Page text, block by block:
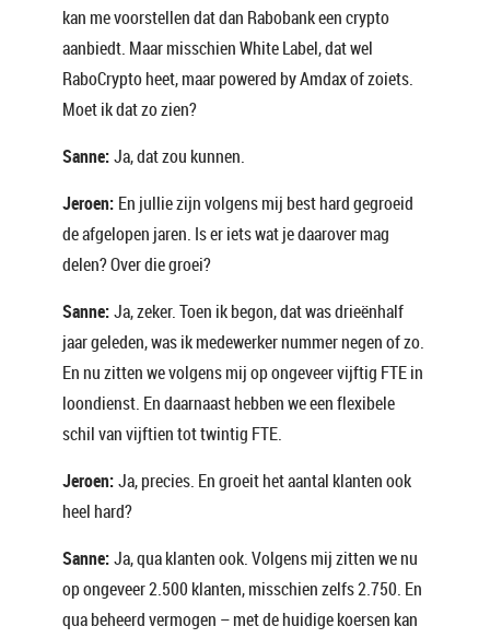
kan me voorstellen dat dan Rabobank een crypto
aanbiedt. Maar misschien White Label, dat wel
RaboCrypto heet, maar powered by Amdax of zoiets.
Moet ik dat zo zien?
Sanne:Ja, dat zou kunnen.
Jeroen: En jullie zijn volgens mij best hard gegroeid
de afgelopen jaren. Is er iets wat je daarover mag
delen? Over die groei?
Sanne:Ja, zeker. Toen ik begon, dat was drieënhalf
jaar geleden, was ik medewerker nummer negen of zo.
En nu zitten we volgens mij op ongeveer vijftig FTE in
loondienst. En daarnaast hebben we een flexibele
schil van vijftien tot twintig FTE.
Jeroen:Ja, precies. En groeit het aantal klanten ook
heel hard?
Sanne:Ja, qua klanten ook. Volgens mij zitten we nu
op ongeveer 2.500 klanten, misschien zelfs 2.750. En
qua beheerd vermogen – met de huidige koersen kan